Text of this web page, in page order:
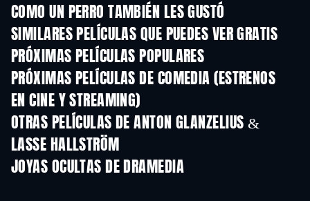
COMO UN PERRO TAMBIÉN LES GUSTÓ
SIMILARES PELÍCULAS QUE PUEDES VER GRATIS
PRÓXIMAS PELÍCULAS POPULARES
PRÓXIMAS PELÍCULAS DE COMEDIA (ESTRENOS
EN CINE Y STREAMING)
OTRAS PELÍCULAS DE ANTON GLANZELIUS &
LASSE HALLSTRÖM
JOYAS OCULTAS DE DRAMEDIA
TV